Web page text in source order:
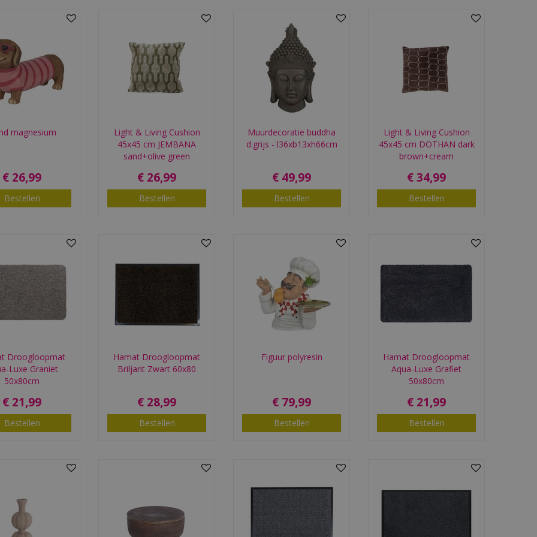
magnesium
€ 26,99
Bestellen
Light & Living Cushion
45x45 cm JEMBANA
sand+olive green
€ 26,99
Bestellen
Muurdecoratie buddha
d.grijs - l36xb13xh66cm
€ 49,99
Bestellen
Light & Living Cushion
45x45 cm DOTHAN dark
brown+cream
€34,99
Bestellen
Droogloopmat
Luxe Graniet
50x80cm
€ 21,99
Bestellen
Hamat Droogloopmat
Briljant Zwart 60x80
€ 28,99
Bestellen
Figuur polyresin
€ 79,99
Bestellen
Hamat Droogloopmat
Aqua-Luxe Grafiet
50x80cm
€ 21,99
Bestellen